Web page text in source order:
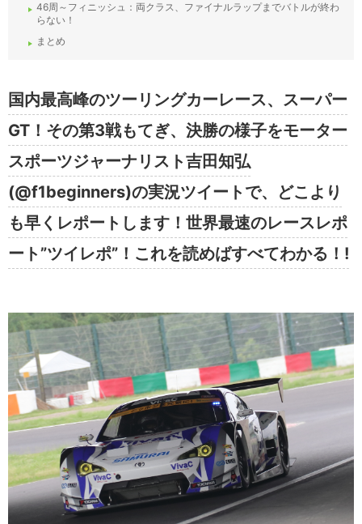
46周～フィニッシュ：両クラス、ファイナルラップまでバトルが終わ
らない！
まとめ
国内最高峰のツーリングカーレース、スーパー
GT！その第3戦もてぎ、決勝の様子をモーター
スポーツジャーナリスト吉田知弘
(@f1beginners)の実況ツイートで、どこより
も早くレポートします！世界最速のレースレポ
ート”ツイレポ”！これを読めばすべてわかる！!